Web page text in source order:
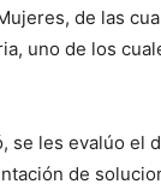
de las
uno de los
se les evalúo el
de